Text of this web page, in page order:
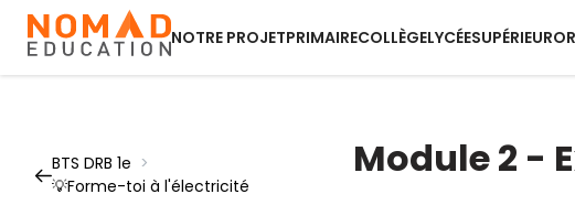
NOTRE PROJETPRIMAIRECOLLÈGELYCÉESUPÉRIEUR
BTS DRB 1e >
💡Forme-toi à l'électricité
Module 2 -